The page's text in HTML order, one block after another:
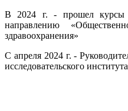
В 2024 г. - прошел курсы
направлению
здравоохранения»
С апреля 2024 г. -
исследовательского